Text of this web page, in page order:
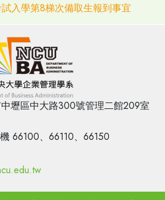
入學第8梯次備取生報到事宜
壢區中大路300號管理二館209室
66100、66110、66150